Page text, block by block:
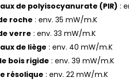
de polyisocyanurate (PIR) :
roche : env. 35 mW/m.K
verre : env. 33 mW/m.K
de liège : env. 40 mW/m.K
bois rigide : env. 39 mW/m.K
résolique : env. 22 mW/m.K